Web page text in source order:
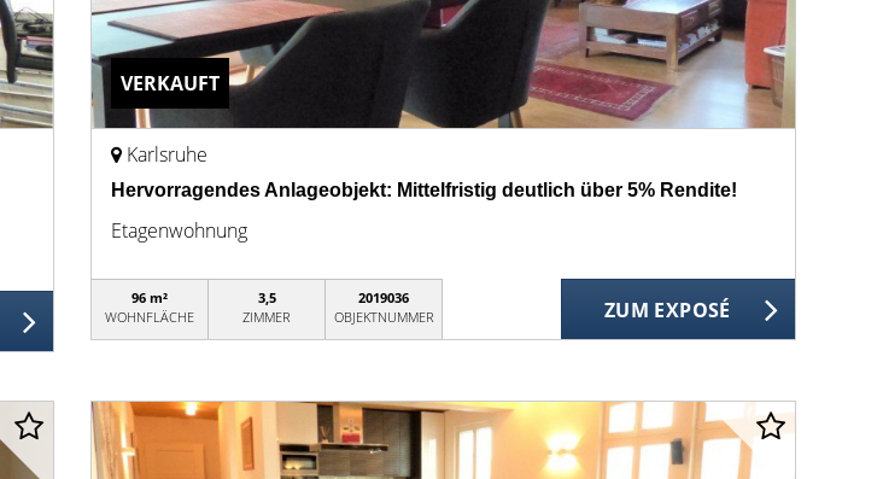
VERKAUFT
Karlsruhe
Hervorragendes Anlageobjekt: Mittelfristig deutlich über 5% Rendite!
Etagenwohnung
96 m²
WOHNFLÄCHE
3,5
ZIMMER
2019036
OBJEKTNUMMER
ZUM EXPOSÉ